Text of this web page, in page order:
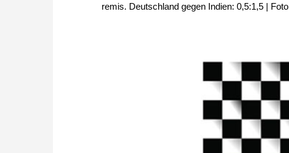
remis. Deutschland gegen Indien: 0,5:1,5 |